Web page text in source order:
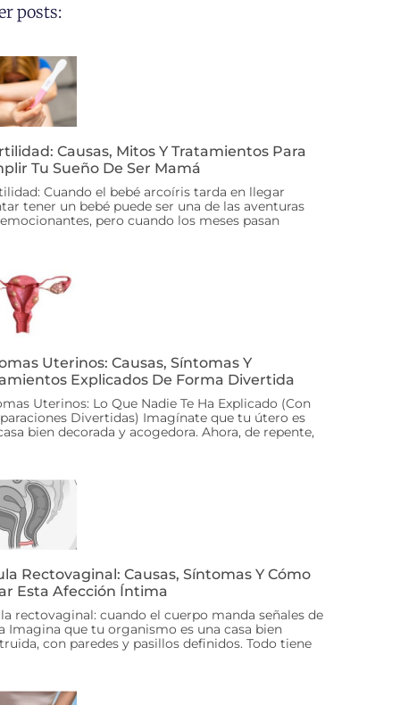
posts:
Causas, Mitos Y Tratamientos Para
Tu Sueño De Ser Mamá
Cuando el bebé arcoíris tarda en llegar
tener un bebé puede ser una de las aventuras
pero cuando los meses pasan
Uterinos: Causas, Síntomas Y
Explicados De Forma Divertida
Uterinos: Lo Que Nadie Te Ha Explicado (Con
Divertidas) Imagínate que tu útero es
bien decorada y acogedora. Ahora, de repente,
Rectovaginal: Causas, Síntomas Y Cómo
Esta Afección Íntima
rectovaginal: cuando el cuerpo manda señales de
Imagina que tu organismo es una casa bien
con paredes y pasillos definidos. Todo tiene